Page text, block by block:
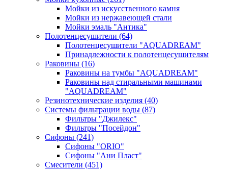
Мойки из искусственного камня
Мойки из нержавеющей стали
Мойки эмаль "Антика"
Полотенцесушители (64)
Полотенцесушители "AQUADREAM"
Принадлежности к полотенцесушителям
Раковины (16)
Раковины на тумбы "AQUADREAM"
Раковины над стиральными машинами
"AQUADREAM"
Резинотехнические изделия (40)
Системы фильтрации воды (87)
Фильтры "Джилекс"
Фильтры "Посейдон"
Сифоны (241)
Сифоны "ORIO"
Сифоны "Ани Пласт"
Смесители (451)